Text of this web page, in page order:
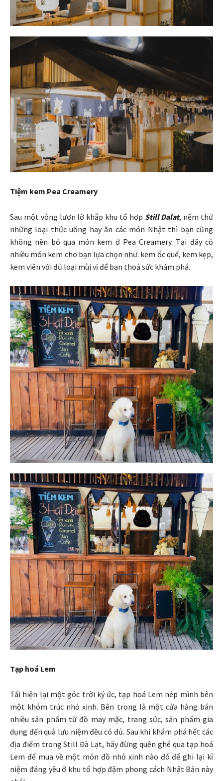
Tiệm kem Pea Creamery
Sau một vòng lượn lờ khắp khu tổ hợp Still Dalat, nếm thử
những loại thức uống hay ăn các món Nhật thì bạn cũng
không nên bỏ qua món kem ở Pea Creamery. Tại đây có
nhiều món kem cho bạn lựa chọn như: kem ốc quế, kem kẹp,
kem viên với đủ loại mùi vị để bạn thoả sức khám phá.
Tạp hoá Lem
Tái hiện lại một góc trời ký ức, tạp hoá Lem nép mình bên
một khóm trúc nhỏ xinh. Bên trong là một cửa hàng bán
nhiều sản phẩm từ đồ may mặc, trang sức, sản phẩm gia
dụng đến quà lưu niệm đều có đủ. Sau khi khám phá hết các
địa điểm trong Still Đà Lạt, hãy đừng quên ghé qua tạp hoá
Lem để mua về một món đồ nhỏ xinh nào đó để ghi lại kỉ
niệm đáng yêu ở khu tổ hợp đậm phong cách Nhật Bản này